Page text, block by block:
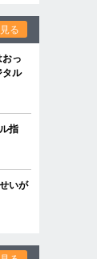
る
っ
ル
指
いが